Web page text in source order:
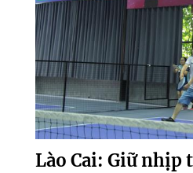
Lào Cai: Giữ nhịp